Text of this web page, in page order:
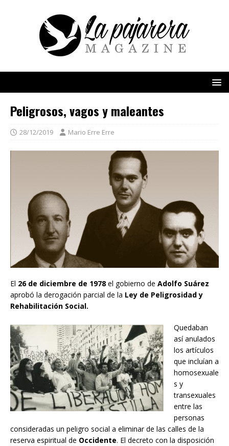
Peligrosos, vagos y maleantes
28/12/2019 Mario Erre Erre
El 26 de diciembre de 1978 el gobierno de Adolfo Suárez
aprobó la derogación parcial de la Ley de Peligrosidad y
Rehabilitación Social.
Quedaban
así anulados
los artículos
que incluían a
homosexuale
s y
transexuales
entre las
personas
consideradas un peligro social a eliminar de las calles de la
reserva espiritual de Occidente. El decreto con la disposición